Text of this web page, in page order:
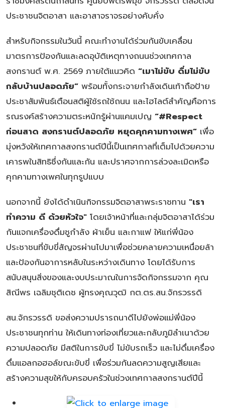
ประชาชนจิตอาสา และอาสาจราจรอย่างคับคั่ง
สำหรับกิจกรรมในวันนี้ คณะทำงานได้ร่วมกันขับเคลื่อน
มาตรการป้องกันและลดอุบัติเหตุทางถนนช่วงเทศกาล
สงกรานต์ พ.ศ. 2569 ภายใต้แนวคิด “เมาไม่ขับ ดื่มไม่ขับ
กลับบ้านปลอดภัย” พร้อมทั้งกระจายกำลังเดินเท้าถือป้าย
ประชาสัมพันธ์เตือนสติผู้ใช้รถใช้ถนน และไฮไลต์สำคัญคือการ
รณรงค์สร้างความตระหนักรู้ผ่านแคมเปญ “#Respect
ก่อนสาด สงกรานต์ปลอดภัย หยุดคุกคามทางเพศ” เพื่อ
มุ่งหวังให้เทศกาลสงกรานต์ปีนี้เป็นเทศกาลที่เต็มไปด้วยความ
เคารพในสิทธิซึ่งกันและกัน และปราศจากการล่วงละเมิดหรือ
คุกคามทางเพศในทุกรูปแบบ
นอกจากนี้ ยังได้ดำเนินกิจกรรมจิตอาสาพระราชทาน "เรา
ทำความ ดี ด้วยหัวใจ" โดยเจ้าหน้าที่และกลุ่มจิตอาสาได้ร่วม
กันแจกเครื่องดื่มชูกำลัง ผ้าเย็น และกาแฟ ให้แก่พี่น้อง
ประชาชนที่ขับขี่สัญจรผ่านไปมาเพื่อช่วยคลายความเหนื่อยล้า
และป้องกันอาการหลับในระหว่างเดินทาง โดยได้รับการ
สนับสนุนสิ่งของและงบประมาณในการจัดกิจกรรมจาก คุณ
สิณีพร เฉลิมชุติเดช ผู้ทรงคุณวุฒิ กต.ตร.สน.จักรวรรดิ
สน.จักรวรรดิ ขอส่งความปรารถนาดีไปยังพ่อแม่พี่น้อง
ประชาชนทุกท่าน ให้เดินทางท่องเที่ยวและกลับภูมิลำเนาด้วย
ความปลอดภัย มีสติในการขับขี่ ไม่ขับรถเร็ว และไม่ดื่มเครื่อง
ดื่มแอลกอฮอล์ขณะขับขี่ เพื่อร่วมกันลดความสูญเสียและ
สร้างความสุขให้กับครอบครัวในช่วงเทศกาลสงกรานต์ปีนี้